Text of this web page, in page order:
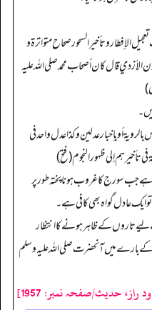
الإفطارو تأخیر السحور صحاح متواترة و
الأزدي قال کان أصحاب محمد صلی اللہ علیه
أو بإخبار عدلین و کذا عدل واحد في
تأخیرهم إلی ظهور النجوم (فتح)
ہے جب سورج کا غروب ہونا پختہ طو رپر
ایک عادل گواہ بھی کافی ہے۔
تاروں کے ظاہر ہونے کا انتظار
بارے میں آنحضرت صلی اللہ علیہ وسلم
حدیث/صفحہ نمبر: 1957]